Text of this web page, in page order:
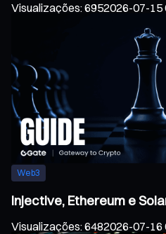
Visualizações:6952026-07-15
Web3
Injective, Ethereum e
Visualizações:6482026-07-16